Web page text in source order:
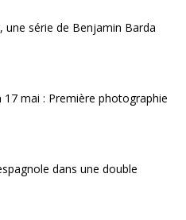
une série de Benjamin Barda
17 mai : Première photographie
dans une double